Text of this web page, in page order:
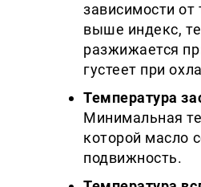
зависимости
выше индекс,
разжижается
густеет при
Температура
Минимальная
которой масло
подвижность.